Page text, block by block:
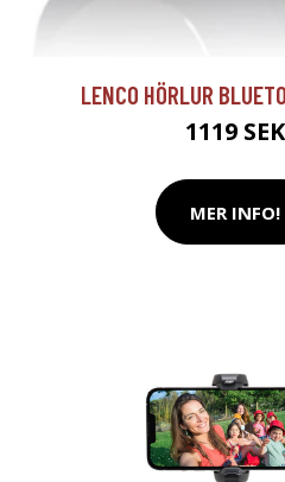
LENCO HÖRLUR
1119 SEK
MER INFO!